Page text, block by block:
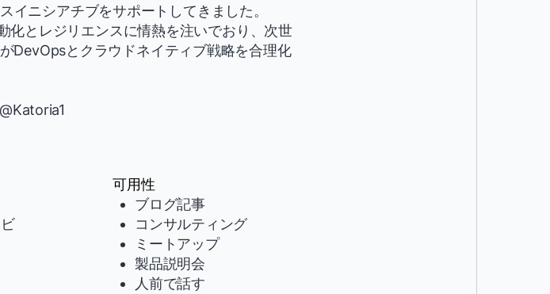
イニシアチブをサポートしてきました。
化とレジリエンスに情熱を注いでおり、次世
DevOpsとクラウドネイティブ戦略を合理化
可用性
ブログ記事
コンサルティング
ミートアップ
製品説明会
人前で話す